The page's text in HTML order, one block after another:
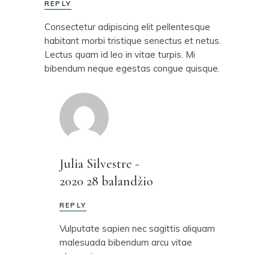
REPLY
Consectetur adipiscing elit pellentesque
habitant morbi tristique senectus et netus.
Lectus quam id leo in vitae turpis. Mi
bibendum neque egestas congue quisque.
Julia Silvestre -
2020 28 balandžio
REPLY
Vulputate sapien nec sagittis aliquam
malesuada bibendum arcu vitae